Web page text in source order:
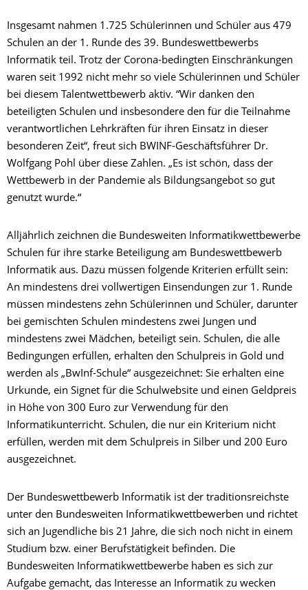
Insgesamt nahmen 1.725 Schülerinnen und Schüler aus 479
Schulen an der 1. Runde des 39. Bundeswettbewerbs
Informatik teil. Trotz der Corona-bedingten Einschränkungen
waren seit 1992 nicht mehr so viele Schülerinnen und Schüler
bei diesem Talentwettbewerb aktiv. “Wir danken den
beteiligten Schulen und insbesondere den für die Teilnahme
verantwortlichen Lehrkräften für ihren Einsatz in dieser
besonderen Zeit“, freut sich BWINF-Geschäftsführer Dr.
Wolfgang Pohl über diese Zahlen. „Es ist schön, dass der
Wettbewerb in der Pandemie als Bildungsangebot so gut
genutzt wurde.“
Alljährlich zeichnen die Bundesweiten Informatikwettbewerbe
Schulen für ihre starke Beteiligung am Bundeswettbewerb
Informatik aus. Dazu müssen folgende Kriterien erfüllt sein:
An mindestens drei vollwertigen Einsendungen zur 1. Runde
müssen mindestens zehn Schülerinnen und Schüler, darunter
bei gemischten Schulen mindestens zwei Jungen und
mindestens zwei Mädchen, beteiligt sein. Schulen, die alle
Bedingungen erfüllen, erhalten den Schulpreis in Gold und
werden als „BwInf-Schule“ ausgezeichnet: Sie erhalten eine
Urkunde, ein Signet für die Schulwebsite und einen Geldpreis
in Höhe von 300 Euro zur Verwendung für den
Informatikunterricht. Schulen, die nur ein Kriterium nicht
erfüllen, werden mit dem Schulpreis in Silber und 200 Euro
ausgezeichnet.
Der Bundeswettbewerb Informatik ist der traditionsreichste
unter den Bundesweiten Informatikwettbewerben und richtet
sich an Jugendliche bis 21 Jahre, die sich noch nicht in einem
Studium bzw. einer Berufstätigkeit befinden. Die
Bundesweiten Informatikwettbewerbe haben es sich zur
Aufgabe gemacht, das Interesse an Informatik zu wecken